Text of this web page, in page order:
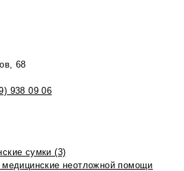
68
938 09 06
сумки (3)
медицинские неотложной помощи